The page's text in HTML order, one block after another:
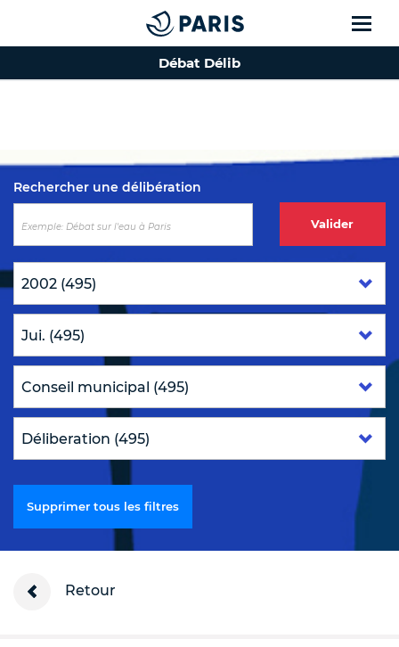
Top of the page
Débat Délib
Rechercher une délibération
Valider
Supprimer tous les filtres
Retour